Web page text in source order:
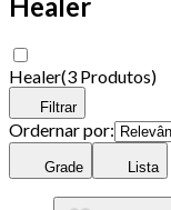
Healer(3 Produtos)
Filtrar
Ordernar por:
Grade Lista